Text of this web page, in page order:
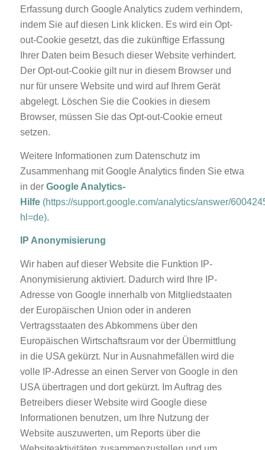
Erfassung durch Google Analytics zudem verhindern,
indem Sie auf diesen Link klicken. Es wird ein Opt-
out-Cookie gesetzt, das die zukünftige Erfassung
Ihrer Daten beim Besuch dieser Website verhindert.
Der Opt-out-Cookie gilt nur in diesem Browser und
nur für unsere Website und wird auf Ihrem Gerät
abgelegt. Löschen Sie die Cookies in diesem
Browser, müssen Sie das Opt-out-Cookie erneut
setzen.
Weitere Informationen zum Datenschutz im
Zusammenhang mit Google Analytics finden Sie etwa
in der Google Analytics-
Hilfe (https://support.google.com/analytics/answer/
hl=de).
IP Anonymisierung
Wir haben auf dieser Website die Funktion IP-
Anonymisierung aktiviert. Dadurch wird Ihre IP-
Adresse von Google innerhalb von Mitgliedstaaten
der Europäischen Union oder in anderen
Vertragsstaaten des Abkommens über den
Europäischen Wirtschaftsraum vor der Übermittlung
in die USA gekürzt. Nur in Ausnahmefällen wird die
volle IP-Adresse an einen Server von Google in den
USA übertragen und dort gekürzt. Im Auftrag des
Betreibers dieser Website wird Google diese
Informationen benutzen, um Ihre Nutzung der
Website auszuwerten, um Reports über die